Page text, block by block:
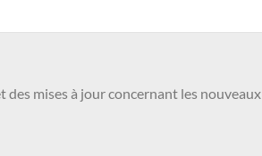
des mises à jour concernant les nouveaux